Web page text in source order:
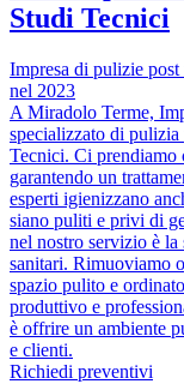
Studi Tecnici
Impresa di pulizie
nel 2023
A Miradolo Terme,
specializzato di
Tecnici. Ci prendiamo
garantendo un
esperti igienizzano
siano puliti e privi di
nel nostro servizio è
sanitari. Rimuoviamo
spazio pulito e
produttivo e
è offrire un ambiente
e clienti.
Richiedi preventivi